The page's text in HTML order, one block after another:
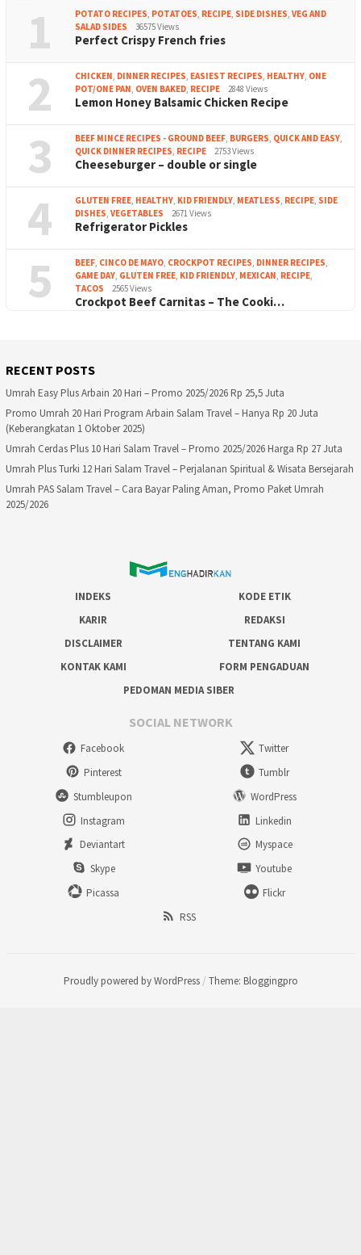
1 POTATO RECIPES, POTATOES, RECIPE, SIDE DISHES, VEG AND
SALAD SIDES
36575 Views
Perfect Crispy French fries
2 CHICKEN, DINNER RECIPES, EASIEST RECIPES, HEALTHY, ONE
POT/ONE PAN, OVEN BAKED, RECIPE 2848 Views
Lemon Honey Balsamic Chicken Recipe
3 BEEF MINCE RECIPES - GROUND BEEF, BURGERS, QUICK AND EASY,
QUICK DINNER RECIPES, RECIPE 2753 Views
Cheeseburger – double or single
4 GLUTEN FREE, HEALTHY, KID FRIENDLY, MEATLESS, RECIPE, SIDE
DISHES, VEGETABLES 2671 Views
Refrigerator Pickles
5 BEEF, CINCO DE MAYO, CROCKPOT RECIPES, DINNER RECIPES,
GAME DAY, GLUTEN FREE, KID FRIENDLY, MEXICAN, RECIPE,
TACOS
2565 Views
Crockpot Beef Carnitas – The Cooki…
RECENT POSTS
Umrah Easy Plus Arbain 20 Hari – Promo 2025/2026 Rp 25,5 Juta
Promo Umrah 20 Hari Program Arbain Salam Travel – Hanya Rp 20 Juta
(Keberangkatan 1 Oktober 2025)
Umrah Cerdas Plus 10 Hari Salam Travel – Promo 2025/2026 Harga Rp 27 Juta
Umrah Plus Turki 12 Hari Salam Travel – Perjalanan Spiritual & Wisata Bersejarah
Umrah PAS Salam Travel – Cara Bayar Paling Aman, Promo Paket Umrah
2025/2026
INDEKS
KODE ETIK
KARIR
REDAKSI
DISCLAIMER
TENTANG KAMI
KONTAK KAMI
FORM PENGADUAN
PEDOMAN MEDIA SIBER
SOCIAL NETWORK
Facebook
Twitter
Pinterest
Tumblr
Stumbleupon
WordPress
Instagram
Linkedin
Deviantart
Myspace
Skype
Youtube
Picassa
Flickr
RSS
Proudly powered by WordPress / Theme: Bloggingpro